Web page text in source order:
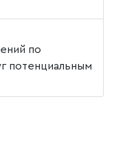
по
потенциальным